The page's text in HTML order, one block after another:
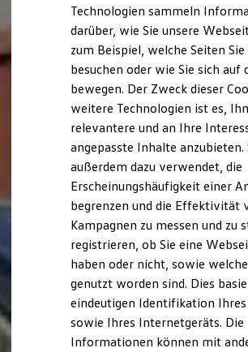
Nachhaltigkeit
Technologie
Kosten und Kauf
Verbrauchskosten
Kaufoptionen
E-Auto-Förderung
Software und Konnektivität
Die ID. Software 6
ID. Software Versionen
Digitale Extras
Schnittstellen zu Ihrem ID.
Marke und Erlebnis
Volkswagen R und R Experience
R-Modelle
R Experience
Driving Experience
Volkswagen entdecken
Werkbesichtigung
Lifestyle Shop
T-Roc Kollektion
Golf Kollektion
Technologien sammeln
darüber, wie Sie unsere
zum Beispiel, welche Seiten
besuchen oder wie Sie sich auf
bewegen. Der Zweck dieser
weitere Technologien ist es,
relevantere und an Ihre
angepasste Inhalte anzubieten.
außerdem dazu verwendet, die
Erscheinungshäufigkeit einer
begrenzen und die Effektivität
Kampagnen zu messen und zu
registrieren, ob Sie eine
haben oder nicht, sowie
genutzt worden sind. Dies
eindeutigen Identifikation
sowie Ihres Internetgeräts. Die
Informationen können mit